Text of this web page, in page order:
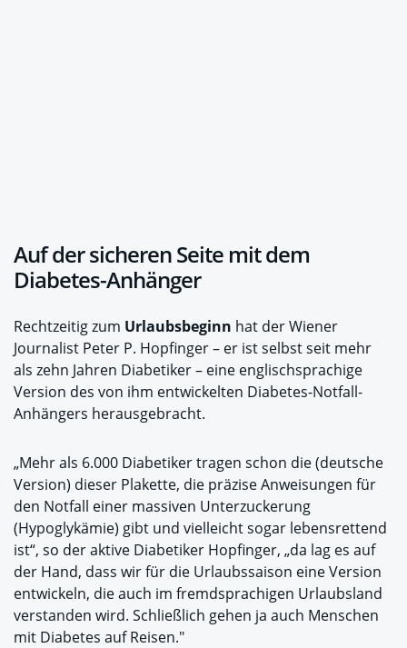
Auf der sicheren Seite mit dem
Diabetes-Anhänger
Rechtzeitig zum Urlaubsbeginn hat der Wiener
Journalist Peter P. Hopfinger – er ist selbst seit mehr
als zehn Jahren Diabetiker – eine englischsprachige
Version des von ihm entwickelten Diabetes-Notfall-
Anhängers herausgebracht.
„Mehr als 6.000 Diabetiker tragen schon die (deutsche
Version) dieser Plakette, die präzise Anweisungen für
den Notfall einer massiven Unterzuckerung
(Hypoglykämie) gibt und vielleicht sogar lebensrettend
ist“, so der aktive Diabetiker Hopfinger, „da lag es auf
der Hand, dass wir für die Urlaubssaison eine Version
entwickeln, die auch im fremdsprachigen Urlaubsland
verstanden wird. Schließlich gehen ja auch Menschen
mit Diabetes auf Reisen."